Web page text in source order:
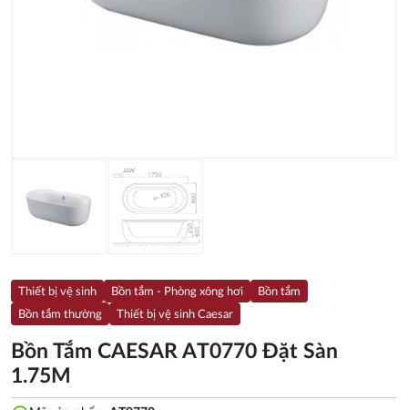
Thiết bị vệ sinh Bồn tắm - Phòng xông hơi
Bồn tắm
Bồn tắm thường
Thiết bị vệ sinh Caesar
Bồn Tắm CAESAR AT0770 Đặt Sàn
1.75M